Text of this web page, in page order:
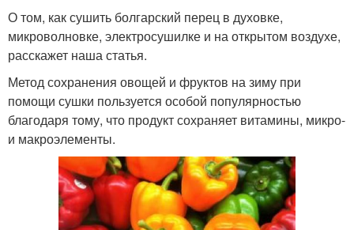
О том, как сушить болгарский перец в духовке,
микроволновке, электросушилке и на открытом воздухе,
расскажет наша статья.
Метод сохранения овощей и фруктов на зиму при
помощи сушки пользуется особой популярностью
благодаря тому, что продукт сохраняет витамины, микро-
и макроэлементы.